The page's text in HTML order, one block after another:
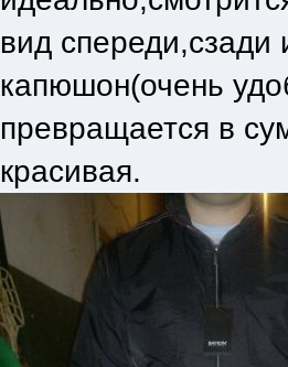
вид спереди,сзади
капюшон(очень
превращается в
красивая.